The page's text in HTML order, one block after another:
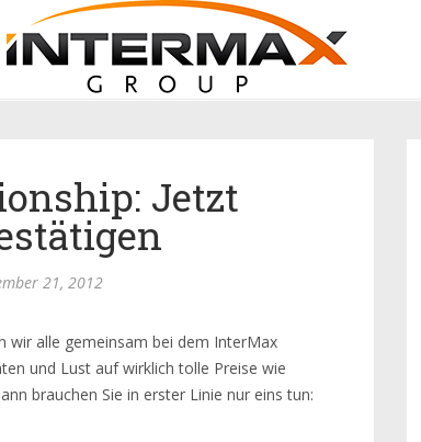
Jetzt
21, 2012
wir alle gemeinsam bei dem InterMax
und Lust auf wirklich tolle Preise wie
brauchen Sie in erster Linie nur eins tun: